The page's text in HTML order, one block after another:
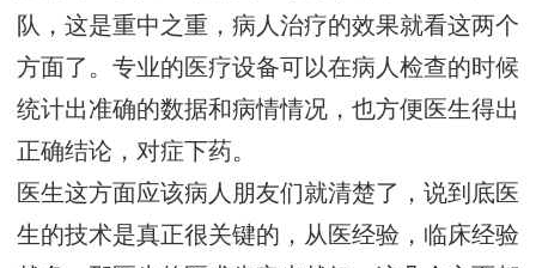
队，这是重中之重，病人治疗的效果就看这两个
方面了。专业的医疗设备可以在病人检查的时候
统计出准确的数据和病情情况，也方便医生得出
正确结论，对症下药。
医生这方面应该病人朋友们就清楚了，说到底医
生的技术是真正很关键的，从医经验，临床经验